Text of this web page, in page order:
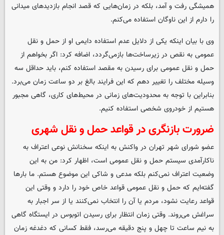
همیشگی رفت و آمد، بلکه در زمان‌هایی که قصد انجام بازدیدهای میدانی
را دارم از این ناوگان استفاده می‌کنم.
وی با بیان اینکه یکی از دلایل عدم استفاده دایمی او از حمل و نقل
عمومی به نقص در زیرساخت‌ها بازمی‌گردد، اضافه کرد: اگر بخواهم از
حمل و نقل عمومی برای رسیدن به مقصد استفاده کنم، باید حداقل سه
وسیله مختلف را تغییر دهم که این فرایند بالغ بر دو ساعت زمان می‌برد.
بنابراین با توجه به محدودیت‌های زمانی در محیط‌های کاری، گاهی مجبور
هستیم از خودروی شخصی استفاده کنیم.
ضرورت بازنگری در قواعد حمل و نقل شهری
عضو شورای شهر تهران در واکنش به اینکه سخنانش نوعی اعتراف به
ناکارآمدی سیستم حمل و نقل عمومی است، اظهار کرد: من به این
وضعیت اعتراف نمی‌کنم بلکه مدعی و شاکی این موضوع هستم. ما بارها
گفته‌ایم که حمل و نقل عمومی قواعد خاص خود را دارد و وقتی این
قواعد رعایت نشود، مردم یا آن را انتخاب نمی‌کنند یا از سر اجبار به
سراغش می‌روند. وقتی زمان انتظار برای رسیدن اتوبوس در ایستگاه گاهی
به نیم ساعت تا چهل و پنج دقیقه می‌رسد، فقط کسانی که دغدغه زمان